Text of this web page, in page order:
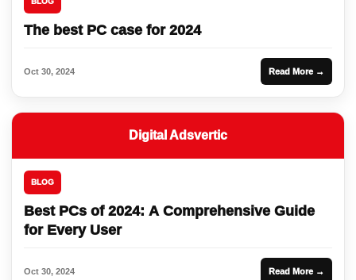
The best PC case for 2024
Oct 30, 2024 Read More →
Digital Adsvertic
BLOG
Best PCs of 2024: A Comprehensive Guide
for Every User
Oct 30, 2024 Read More →